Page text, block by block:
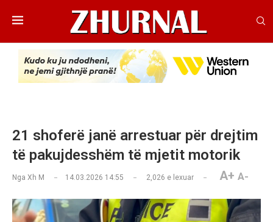
21 shoferë janë arrestuar për drejtim
të pakujdesshëm të mjetit motorik
Nga Xh M 14.03.2026 14:55 2,026 e lexuar A+ A-